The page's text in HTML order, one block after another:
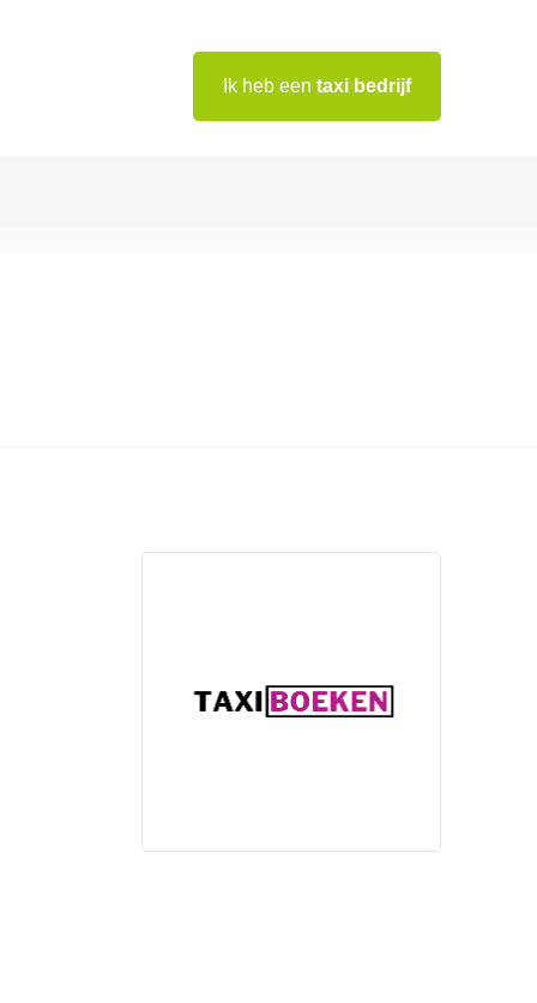
Ik heb een taxi bedrijf